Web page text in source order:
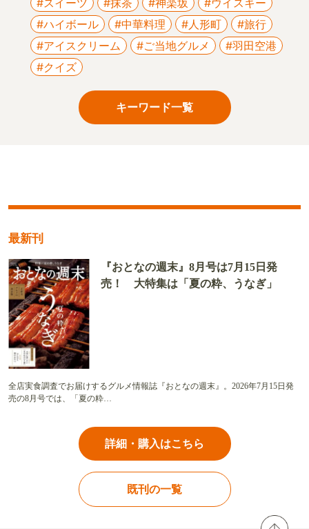
#スイーツ #抹茶 #神楽坂
#ウイスキー
#ハイボール
#中華料理 #人形町
#旅行
#アイスクリーム
#ご当地グルメ
#羽田空港
#クイズ
キーワード一覧
最新刊
『おとなの週末』8月号は7月15日発
売！ 大特集は「夏の粋、うなぎ」
全店実食調査でお届けするグルメ情報誌『おとなの週末』。2026年7月15日発
売の8月号では、「夏の粋…
詳細・購入はこちら
既刊の一覧